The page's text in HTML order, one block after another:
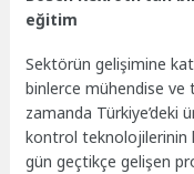
eğitim
Sektörün gelişimine
binlerce mühendise ve
zamanda Türkiye’deki
kontrol teknolojilerinin
gün geçtikçe gelişen